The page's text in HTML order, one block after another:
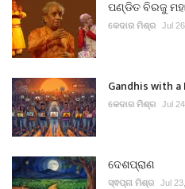
ପଣ୍ଡିତ ବିରଜୁ
କେଦାର ମିଶ୍ର Jul
Gandhis with a
କେଦାର ମିଶ୍ର Jul
ଦେଶପ୍ରାଣ
ସ୍ଵପ୍ନା ମିଶ୍ର Jul